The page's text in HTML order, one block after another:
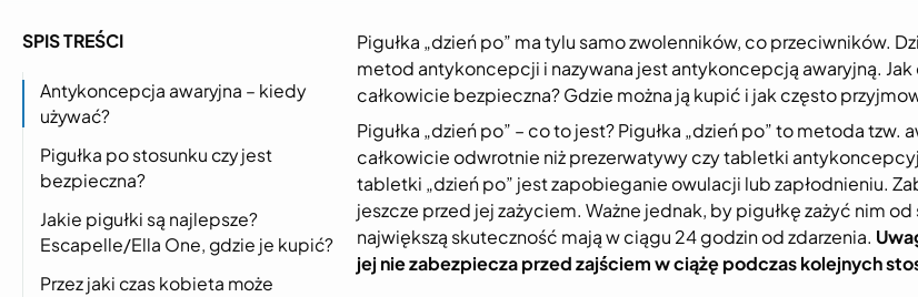
SPIS TREŚCI
Antykoncepcja awaryjna – kiedy
używać?
Pigułka po stosunku czy jest
bezpieczna?
Jakie pigułki są najlepsze?
Escapelle/Ella One, gdzie je kupić?
Przez jaki czas kobieta może
Pigułka „dzień po” ma tylu samo zwolenników, co przeciwników.
metod antykoncepcji i nazywana jest antykoncepcją awaryjną.
całkowicie bezpieczna? Gdzie można ją kupić i jak często
Pigułka „dzień po” – co to jest? Pigułka „dzień po” to metoda
całkowicie odwrotnie niż prezerwatywy czy tabletki
tabletki „dzień po” jest zapobieganie owulacji lub zapłodnieniu.
jeszcze przed jej zażyciem. Ważne jednak, by pigułkę zażyć nim
największą skuteczność mają w ciągu 24 godzin od zdarzenia.
jej nie zabezpiecza przed zajściem w ciążę podczas kolejnych